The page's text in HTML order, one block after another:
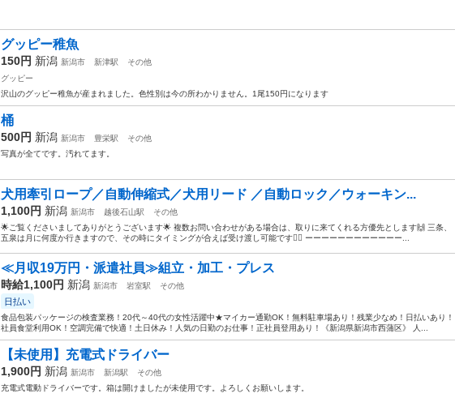
グッピー稚魚
150円 新潟 新潟市 新津駅
その他
グッピー
沢山のグッピー稚魚が産まれました。色性別は今の所わかりません。1尾150円になります
桶
500円 新潟 新潟市 豊栄駅
その他
写真が全てです。汚れてます。
犬用牽引ロープ／自動伸縮式／犬用リード ／自動ロック／ウォーキン...
1,100円 新潟 新潟市 越後石山駅
その他
🌟ご覧くださいましてありがとうございます🌟 複数お問い合わせがある場合は、取りに来てくれる方優先とします🙌 三条、
五泉は月に何度か行きますので、その時にタイミングが合えば受け渡し可能です🙆‍♀️ ーーーーーーーーーーーー...
≪月収19万円・派遣社員≫組立・加工・プレス
時給1,100円 新潟 新潟市 岩室駅 その他
日払い
食品包装パッケージの検査業務！20代～40代の女性活躍中★マイカー通勤OK！無料駐車場あり！残業少なめ！日払いあり！
社員食堂利用OK！空調完備で快適！土日休み！人気の日勤のお仕事！正社員登用あり！《新潟県新潟市西蒲区》 人...
【未使用】充電式ドライバー
1,900円 新潟 新潟市 新潟駅
その他
充電式電動ドライバーです。箱は開けましたが未使用です。よろしくお願いします。